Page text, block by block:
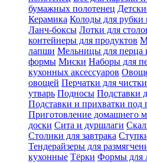
бумажных полотенец
Керамика Колоды для рубки
Ланч-боксы Лотки для
контейнеры для продуктов
лапши Мельницы для перца
формы Миски Наборы для
кухонных аксессуаров
овощей Перчатки для
утварь Подносы Подставки
Подставки и прихватки под
Приготовление домашнего
доски Сита и дуршлаги
Столики для завтрака
Тендерайзеры для
кухонные Тёрки Формы для